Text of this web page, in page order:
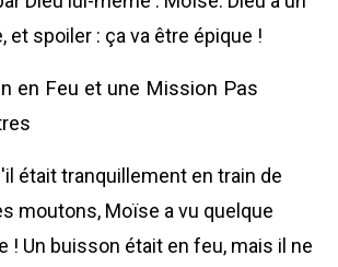
et spoiler : ça va être épique !
en Feu et une Mission Pas
était tranquillement en train de
moutons, Moïse a vu quelque
! Un buisson était en feu, mais il ne